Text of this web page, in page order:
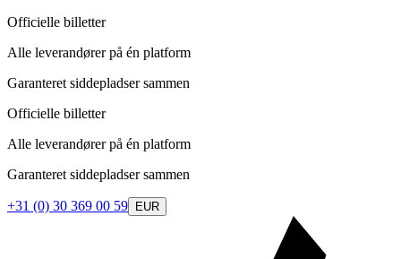
Officielle billetter
Alle leverandører på én platform
Garanteret siddepladser sammen
Officielle billetter
Alle leverandører på én platform
Garanteret siddepladser sammen
+31 (0) 30 369 00 59 EUR